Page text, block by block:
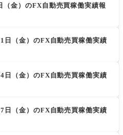
金）のFX自動売買稼働実績報
日（金）のFX自動売買稼働実績
日（金）のFX自動売買稼働実績
日（金）のFX自動売買稼働実績